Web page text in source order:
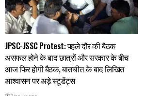
JPSC-JSSC Protest: पहले दौर की बैठक
असफल होने के बाद छात्रों और सरकार के बीच
आज फिर होगी बैठक, बातचीत के बाद लिखित
आश्वासन पर अड़े स्टूडेंट्स